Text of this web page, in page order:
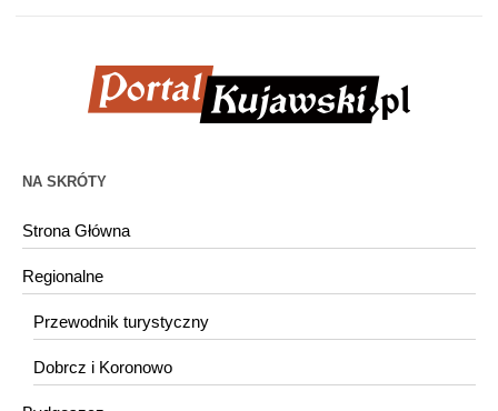
NA SKRÓTY
Strona Główna
Regionalne
Przewodnik turystyczny
Dobrcz i Koronowo